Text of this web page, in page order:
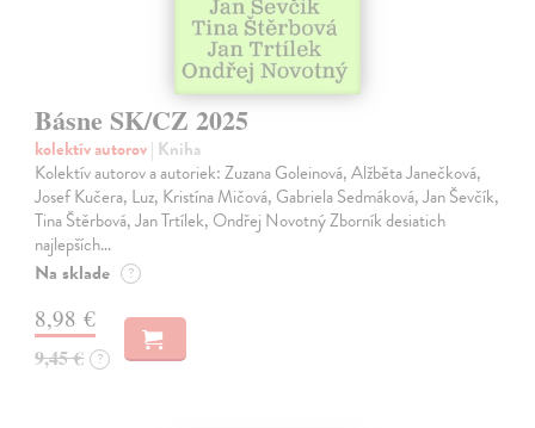
Básne SK/CZ 2025
kolektív autorov| Kniha
Kolektív autorov a autoriek: Zuzana Goleinová, Alžběta Janečková,
Josef Kučera, Luz, Kristína Mičová, Gabriela Sedmáková, Jan Ševčík,
Tina Štěrbová, Jan Trtílek, Ondřej Novotný Zborník desiatich
najlepších…
Na sklade ?
8,98 €
9,45 € ?